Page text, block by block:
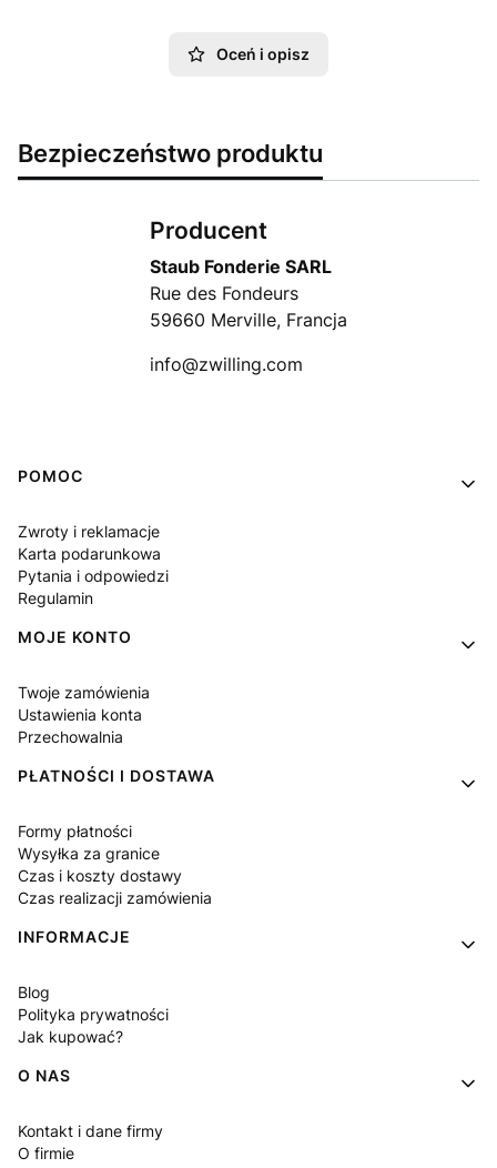
Oceń i opisz
Bezpieczeństwo produktu
Producent
Staub Fonderie SARL
Rue des Fondeurs
59660 Merville, Francja
info@zwilling.com
Linki w stopce
POMOC
Zwroty i reklamacje
Karta podarunkowa
Pytania i odpowiedzi
Regulamin
MOJE KONTO
Twoje zamówienia
Ustawienia konta
Przechowalnia
PŁATNOŚCI I DOSTAWA
Formy płatności
Wysyłka za granice
Czas i koszty dostawy
Czas realizacji zamówienia
INFORMACJE
Blog
Polityka prywatności
Jak kupować?
O NAS
Kontakt i dane firmy
O firmie